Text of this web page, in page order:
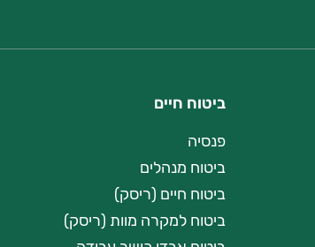
ביטוח חיים
פנסיה
ביטוח מנהלים
ביטוח חיים (ריסק)
ביטוח למקרה מוות (ריסק)